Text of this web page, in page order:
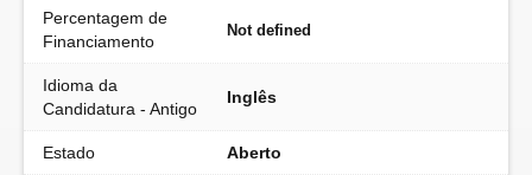
Percentagem de
Financiamento
Not defined
Idioma da
Candidatura - Antigo
Inglês
Estado Aberto